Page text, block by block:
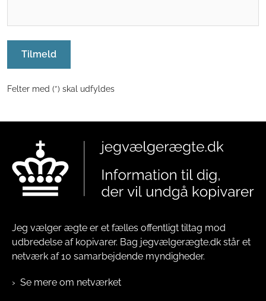
Tilmeld
Felter med (*) skal udfyldes
Jeg vælger ægte er et fælles offentligt tiltag mod
udbredelse af kopivarer. Bag jegvælgerægte.dk står et
netværk af 10 samarbejdende myndigheder.
Se mere om netværket